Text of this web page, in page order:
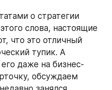
о стратегии
слова, настоящие
что это отличный
тупик. А
даже на бизнес-
обсуждаем